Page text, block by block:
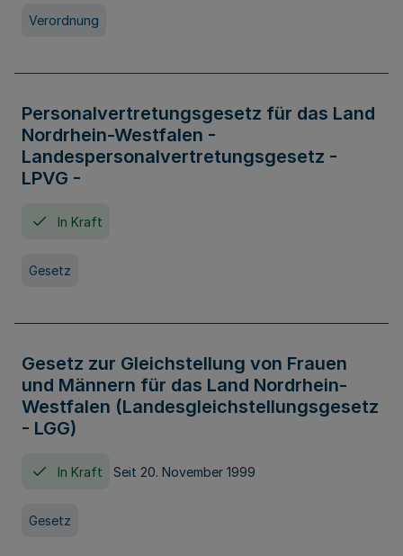
Verordnung
Personalvertretungsgesetz für das Land
Nordrhein-Westfalen -
Landespersonalvertretungsgesetz -
LPVG -
In Kraft
Gesetz
Gesetz zur Gleichstellung von Frauen
und Männern für das Land Nordrhein-
Westfalen (Landesgleichstellungsgesetz
- LGG)
In Kraft Seit 20. November 1999
Gesetz